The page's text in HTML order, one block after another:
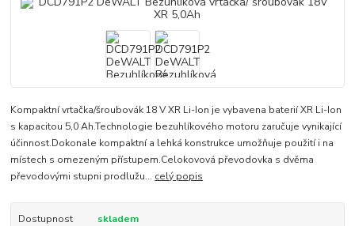
Kompaktní vrtačka/šroubovák 18 V XR Li-Ion je vybavena baterií XR Li-Ion
s kapacitou 5,0 Ah.Technologie bezuhlíkového motoru zaručuje vynikající
účinnost.Dokonale kompaktní a lehká konstrukce umožňuje použití i na
místech s omezeným přístupem.Celokovová převodovka s dvěma
převodovými stupni prodlužu... celý popis
Dostupnost skladem